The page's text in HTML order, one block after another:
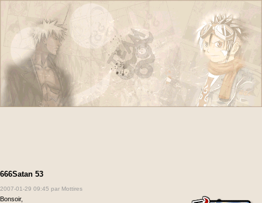
666Satan 53
2007-01-29 09:45 par Mottires
Bonsoir,